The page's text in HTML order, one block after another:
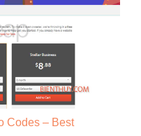
Codes – Best